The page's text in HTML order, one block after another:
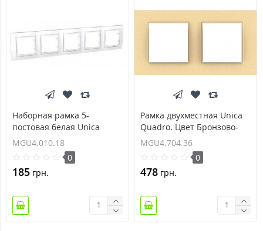
Наборная рамка 5-
постовая белая Unica
Colors MGU4.010.18
MGU4.010.18
0
185 грн.
Рамка двухместная Unica
Quadro. Цвет Бронзово-
жемчужный MGU4.704.36
MGU4.704.36
0
478 грн.